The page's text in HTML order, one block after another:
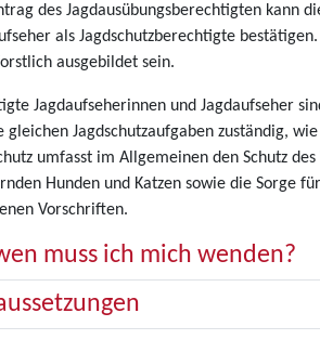
des Jagdausübungsberechtigten kann
als Jagdschutzberechtigte
ausgebildet sein.
Jagdaufseherinnen und Jagdaufseher
gleichen Jagdschutzaufgaben zuständig,
umfasst im Allgemeinen den Schutz
Hunden und Katzen sowie die Sorge
Vorschriften.
muss ich mich wenden?